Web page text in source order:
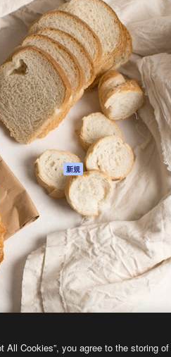
はじめに
Academy
ドキュメント
サポート
利用規約
プライバシーポリ
シー
オリジナル 新規
クッキーポリシー
トラストセンター
アフィリエイト
法人向け
運営
料金
会社概要
Reviews
採用情報
検索トレ
ブログ
イベント
Slidesgo
コンテン
する
プレスル
ですか？
All Cookies”, you agree to the storing